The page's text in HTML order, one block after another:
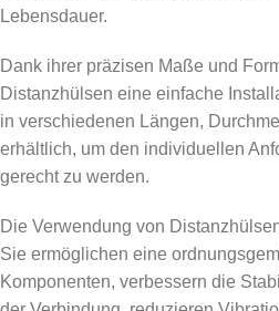
Lebensdauer.
Dank ihrer präzisen Maße und
Distanzhülsen eine einfache
in verschiedenen Längen,
erhältlich, um den individuellen
gerecht zu werden.
Die Verwendung von
Sie ermöglichen eine
Komponenten, verbessern die